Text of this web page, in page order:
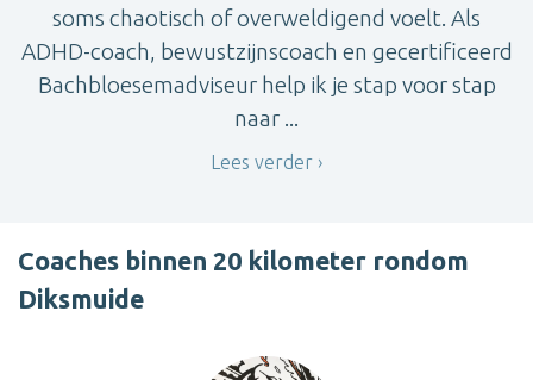
soms chaotisch of overweldigend voelt. Als
ADHD-coach, bewustzijnscoach en gecertificeerd
Bachbloesemadviseur help ik je stap voor stap
naar ...
Lees verder
Coaches binnen 20 kilometer rondom
Diksmuide